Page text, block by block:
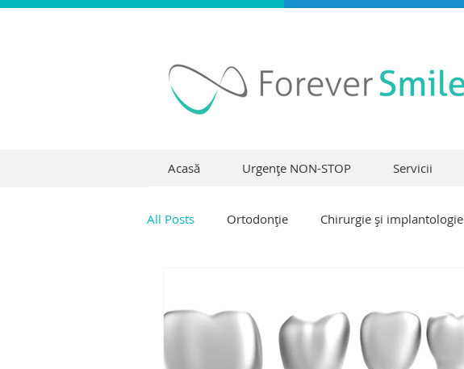
Acasă Urgențe NON-STOP Servicii
All Posts Ortodonție Chirurgie și implantologie